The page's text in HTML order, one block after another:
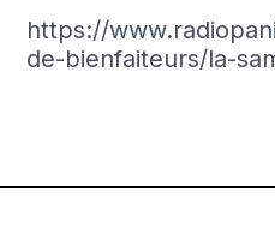
https://
de-bienfaiteurs/la-